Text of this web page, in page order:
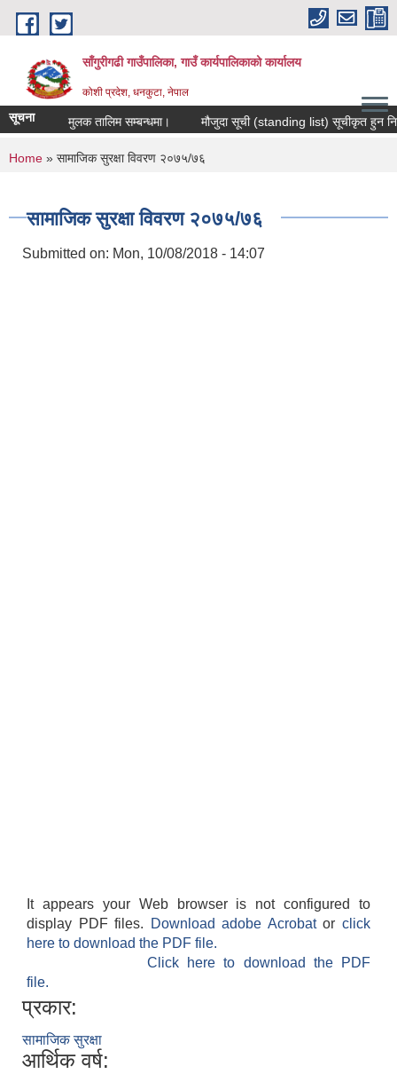
Skip to main content
साँगुरीगढी गाउँपालिका, गाउँ कार्यपालिकाको कार्यालय
कोशी प्रदेश, धनकुटा, नेपाल
सूचना
विकास मुलक तालिम सम्बन्धमा। मौजुदा सूची (standing list) सूचीकृत हुन निवेदन
You are here
Home » सामाजिक सुरक्षा विवरण २०७५/७६
सामाजिक सुरक्षा विवरण २०७५/७६
Submitted on: Mon, 10/08/2018 - 14:07
It appears your Web browser is not configured to
display PDF files.
Download adobe Acrobatorclick
here to download the PDF file.
Click here to download the PDF
file.
प्रकार:
सामाजिक सुरक्षा
आर्थिक वर्ष: